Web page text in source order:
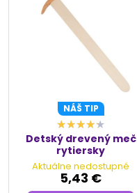
NÁŠ TIP
Detský drevený meč
rytiersky
Aktuálne nedostupné
5,43 €